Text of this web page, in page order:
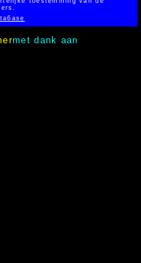
Data6ase
met dank aan